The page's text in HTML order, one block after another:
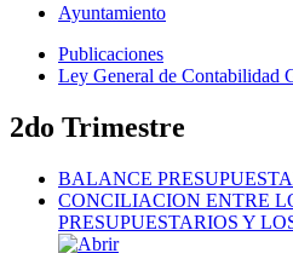
Ayuntamiento
Publicaciones
Ley General de Contabilidad
2do Trimestre
BALANCE
CONCILIACION ENTRE
PRESUPUESTARIOS Y